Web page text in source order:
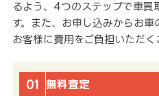
るよう、4つのステップで車買
す。また、お申し込みからお車
お客様に費用をご負担いただく
01 無料査定